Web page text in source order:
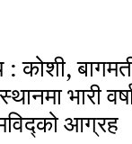
कोशी,
भारी
आग्रह